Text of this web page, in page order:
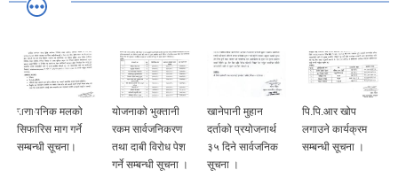
योजनाको भुक्तानी
रकम सार्वजनिकरण
तथा दाबी विरोध पेश
खानेपानी मुहान
दर्ताको प्रयोजनार्थ
३५ दिने सार्वजनिक
सूचना ।
पि.पि.आर खोप
लगाउने कार्यक्रम
सम्बन्धी सूचना ।
निःशुल्क टियोसेन्टी
(मकै चरी) घाँसको
बीउ वितरण सम्बन्धी